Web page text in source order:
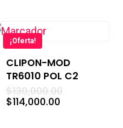
¡Oferta!
CLIPON-MOD
TR6010 POL C2
$130,000.00El
$114,000.00El